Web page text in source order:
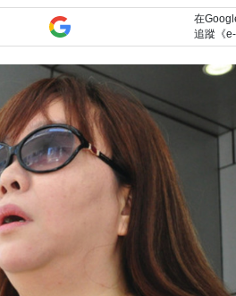
在
追蹤《e-